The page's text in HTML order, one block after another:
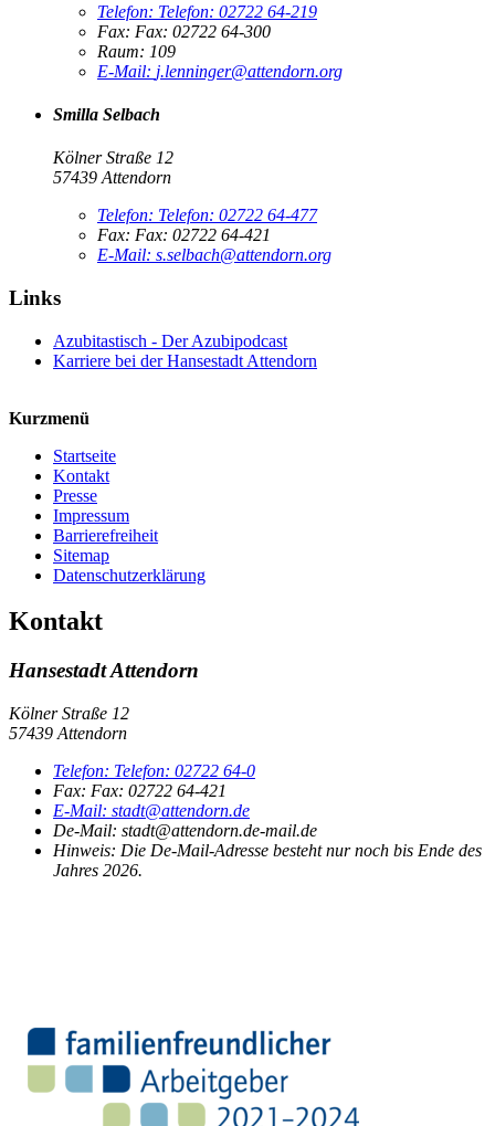
Telefon: Telefon: 02722 64-219
Fax: Fax: 02722 64-300
Raum: 109
E-Mail: j.lenninger@attendorn.org
Smilla Selbach
Kölner Straße 12
57439 Attendorn
Telefon: Telefon: 02722 64-477
Fax: Fax: 02722 64-421
E-Mail: s.selbach@attendorn.org
Links
Azubitastisch - Der Azubipodcast
Karriere bei der Hansestadt Attendorn
Kurzmenü
Startseite
Kontakt
Presse
Impressum
Barrierefreiheit
Sitemap
Datenschutzerklärung
Kontakt
Hansestadt Attendorn
Kölner Straße 12
57439 Attendorn
Telefon: Telefon: 02722 64-0
Fax: Fax: 02722 64-421
E-Mail: stadt@attendorn.de
De-Mail: stadt@attendorn.de-mail.de
Hinweis: Die De-Mail-Adresse besteht nur noch bis Ende des
Jahres 2026.